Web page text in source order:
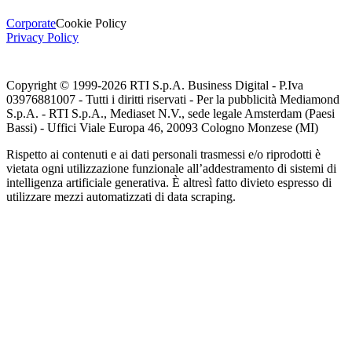
CorporateCookie Policy
Privacy Policy
Copyright © 1999-2026 RTI S.p.A. Business Digital - P.Iva
03976881007 - Tutti i diritti riservati - Per la pubblicità Mediamond
S.p.A. - RTI S.p.A., Mediaset N.V., sede legale Amsterdam (Paesi
Bassi) - Uffici Viale Europa 46, 20093 Cologno Monzese (MI)
Rispetto ai contenuti e ai dati personali trasmessi e/o riprodotti è
vietata ogni utilizzazione funzionale all’addestramento di sistemi di
intelligenza artificiale generativa. È altresì fatto divieto espresso di
utilizzare mezzi automatizzati di data scraping.